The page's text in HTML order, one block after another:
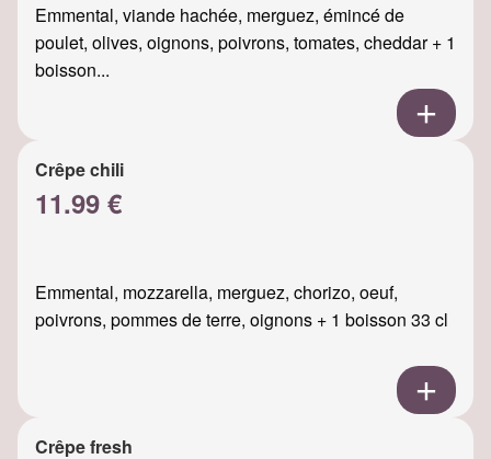
Emmental, viande hachée, merguez, émincé de
poulet, olives, oignons, poivrons, tomates, cheddar + 1
boisson...
Crêpe chili
11.99 €
Emmental, mozzarella, merguez, chorizo, oeuf,
poivrons, pommes de terre, oignons + 1 boisson 33 cl
Crêpe fresh